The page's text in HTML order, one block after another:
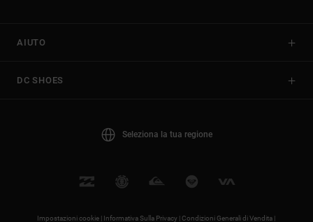
AIUTO
DC SHOES
Seleziona la tua regione
Impostazioni cookie | Informativa Sulla Privacy |Condizioni Generali di Vendita |